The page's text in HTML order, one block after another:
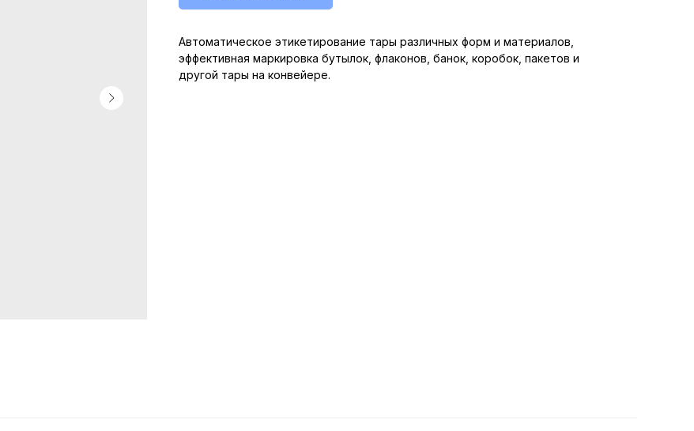
Автоматическое этикетирование тары различных форм и материалов,
эффективная маркировка бутылок, флаконов, банок, коробок, пакетов и
другой тары на конвейере.